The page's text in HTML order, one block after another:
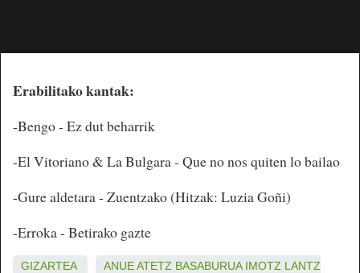
Erabilitako kantak:
-Bengo - Ez dut beharrik
-El Vitoriano & La Bulgara - Que no nos quiten lo bailao
-Gure aldetara - Zuentzako (Hitzak: Luzia Goñi)
-Erroka - Betirako gazte
GIZARTEA ANUEATETZ BASABURUA IMOTZ LANTZ